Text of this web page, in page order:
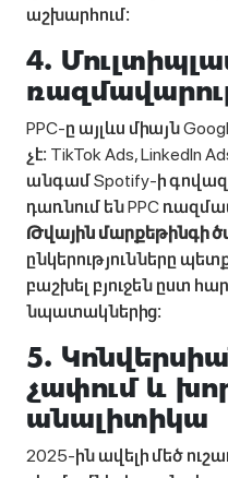
աշխարհում։
4.
PPC-ը այլևս միայն
չէ։ TikTok Ads, LinkedIn
անգամ Spotify-ի
դառնում են PPC
Թվային մարքեթինգի
ընկերությունները
բաշխել բյուջեն ըստ
նպատակներից։
5.
չափում և
անալիտիկա
2025-ին ավելի մեծ